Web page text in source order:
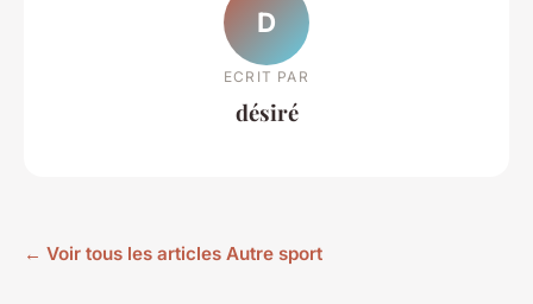
D
ECRIT PAR
désiré
← Voir tous les articles Autre sport